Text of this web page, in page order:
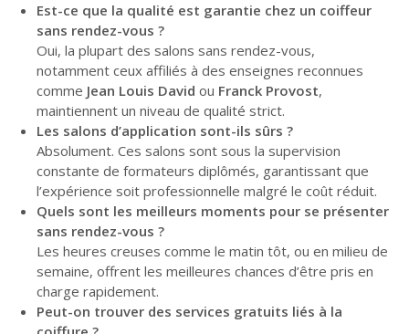
Est-ce que la qualité est garantie chez un coiffeur
sans rendez-vous ?
Oui, la plupart des salons sans rendez-vous,
notamment ceux affiliés à des enseignes reconnues
comme Jean Louis David ou Franck Provost,
maintiennent un niveau de qualité strict.
Les salons d’application sont-ils sûrs ?
Absolument. Ces salons sont sous la supervision
constante de formateurs diplômés, garantissant que
l’expérience soit professionnelle malgré le coût réduit.
Quels sont les meilleurs moments pour se présenter
sans rendez-vous ?
Les heures creuses comme le matin tôt, ou en milieu de
semaine, offrent les meilleures chances d’être pris en
charge rapidement.
Peut-on trouver des services gratuits liés à la